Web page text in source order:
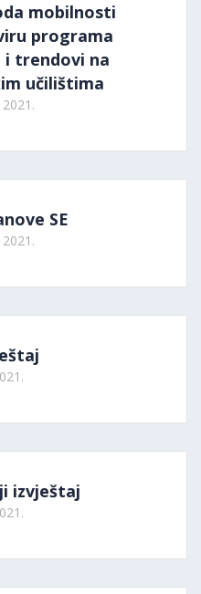
mobilnosti
programa
i trendovi na
učilištima
SE
izvještaj